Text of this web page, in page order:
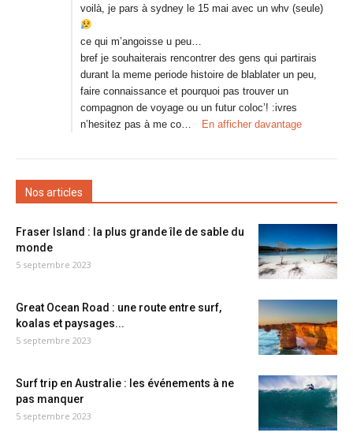
voilà, je pars à sydney le 15 mai avec un whv (seule)
ce qui m’angoisse u peu…
bref je souhaiterais rencontrer des gens qui partirais
durant la meme periode histoire de blablater un peu,
faire connaissance et pourquoi pas trouver un
compagnon de voyage ou un futur coloc’! :ivres
n’hesitez pas à me co…
En afficher davantage
Nos articles
Fraser Island : la plus grande île de sable du
monde
5 septembre 2023
Great Ocean Road : une route entre surf,
koalas et paysages...
5 septembre 2023
Surf trip en Australie : les événements à ne
pas manquer
5 septembre 2023